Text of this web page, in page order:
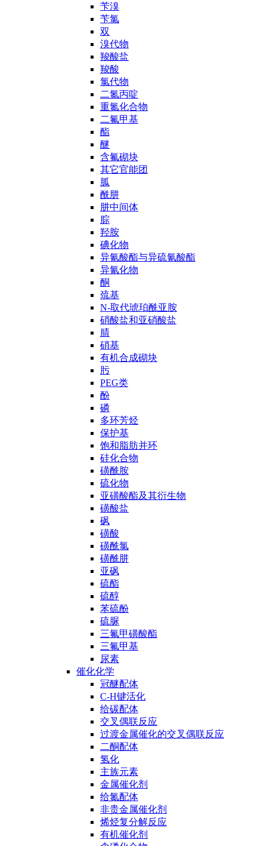
苄溴
苄氯
双
溴代物
羧酸盐
羧酸
氯代物
二氮丙啶
重氮化合物
二氟甲基
酯
醚
含氟砌块
其它官能团
胍
酰肼
肼中间体
腙
羟胺
碘化物
异氰酸酯与异硫氰酸酯
异氰化物
酮
巯基
N-取代琥珀酰亚胺
硝酸盐和亚硝酸盐
腈
硝基
有机合成砌块
肟
PEG类
酚
磷
多环芳烃
保护基
饱和脂肪并环
硅化合物
磺酰胺
硫化物
亚磺酸酯及其衍生物
磺酸盐
砜
磺酸
磺酰氯
磺酰肼
亚砜
硫酯
硫醇
苯硫酚
硫脲
三氟甲磺酸酯
三氟甲基
尿素
催化化学
冠醚配体
C-H键活化
给碳配体
交叉偶联反应
过渡金属催化的交叉偶联反应
二酮配体
氢化
主族元素
金属催化剂
给氮配体
非贵金属催化剂
烯烃复分解反应
有机催化剂